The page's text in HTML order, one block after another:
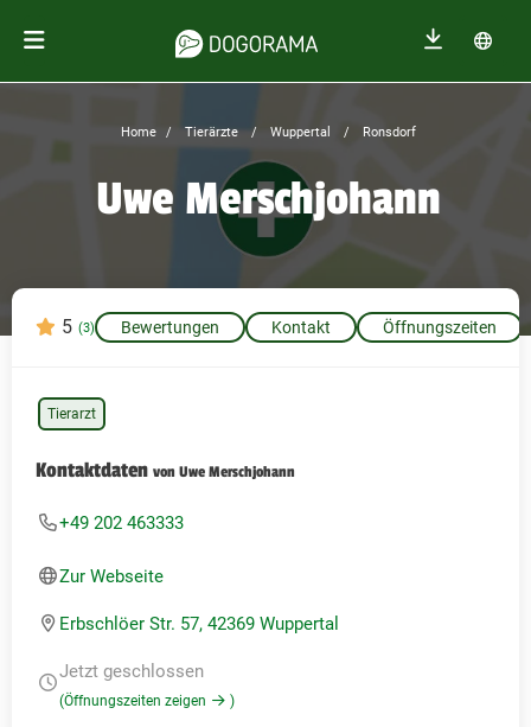
Home Tierärzte Wuppertal Ronsdorf
Uwe Merschjohann
5 (3) Bewertungen Kontakt Öffnungszeiten
Tierarzt
Kontaktdaten von Uwe Merschjohann
+49 202 463333
Zur Webseite
Erbschlöer Str. 57, 42369 Wuppertal
Jetzt geschlossen
(Öffnungszeiten zeigen )